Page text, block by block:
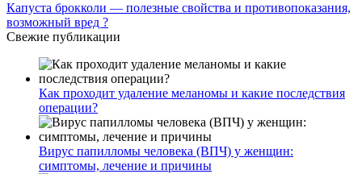
Капуста брокколи — полезные свойства и противопоказания,
возможный вред ?
Свежие публикации
Как проходит удаление меланомы и какие последствия
операции?
Вирус папилломы человека (ВПЧ) у женщин:
симптомы, лечение и причины